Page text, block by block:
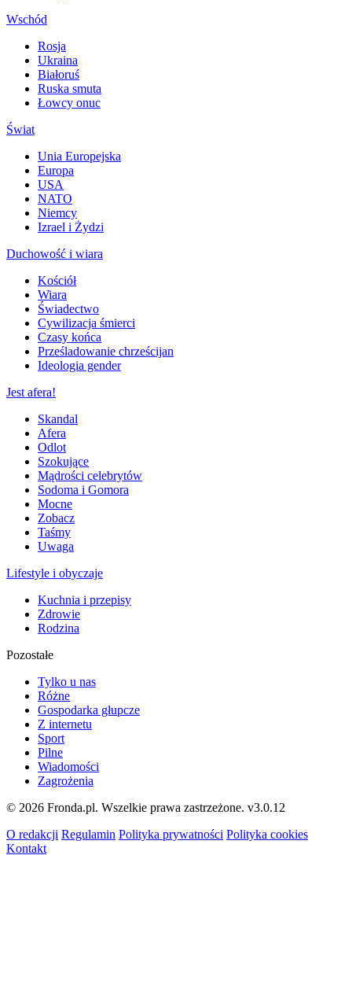
Wschód
Rosja
Ukraina
Białoruś
Ruska smuta
Łowcy onuc
Świat
Unia Europejska
Europa
USA
NATO
Niemcy
Izrael i Żydzi
Duchowość i wiara
Kościół
Wiara
Świadectwo
Cywilizacja śmierci
Czasy końca
Prześladowanie chrześcijan
Ideologia gender
Jest afera!
Skandal
Afera
Odlot
Szokujące
Mądrości celebrytów
Sodoma i Gomora
Mocne
Zobacz
Taśmy
Uwaga
Lifestyle i obyczaje
Kuchnia i przepisy
Zdrowie
Rodzina
Pozostałe
Tylko u nas
Różne
Gospodarka głupcze
Z internetu
Sport
Pilne
Wiadomości
Zagrożenia
© 2026 Fronda.pl. Wszelkie prawa zastrzeżone. v3.0.12
O redakcji Regulamin Polityka prywatności Polityka cookies
Kontakt